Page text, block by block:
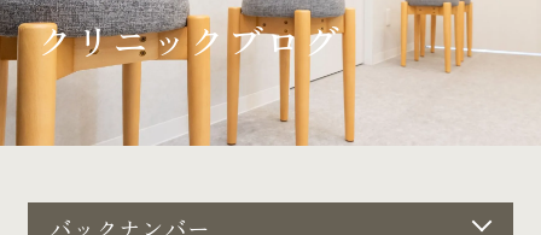
クリニックブログ
バックナンバー